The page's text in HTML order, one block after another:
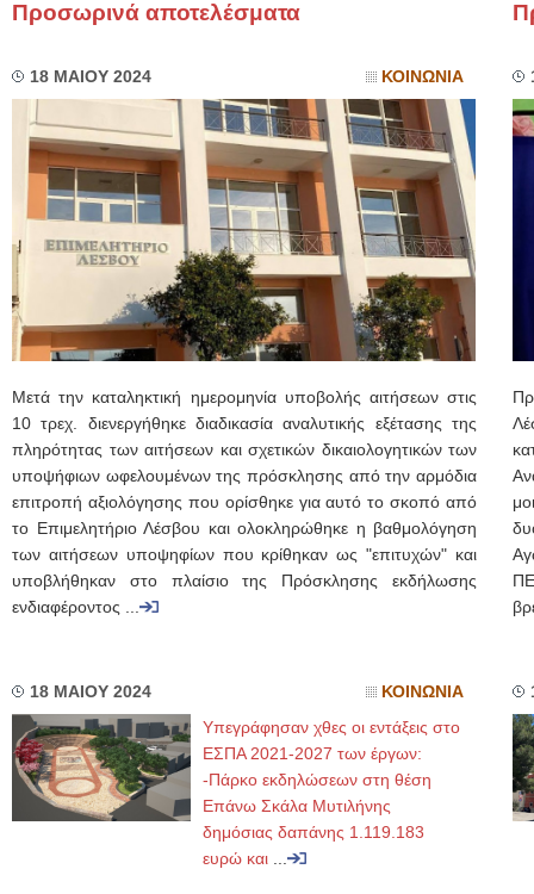
Προσωρινά αποτελέσματα
18 ΜΑΙΟΥ 2024 ΚΟΙΝΩΝΙΑ
Μετά την καταληκτική ημερομηνία υποβολής αιτήσεων στις
10 τρεχ. διενεργήθηκε διαδικασία αναλυτικής εξέτασης της
πληρότητας των αιτήσεων και σχετικών δικαιολογητικών των
υποψήφιων ωφελουμένων της πρόσκλησης από την αρμόδια
επιτροπή αξιολόγησης που ορίσθηκε για αυτό το σκοπό από
το Επιμελητήριο Λέσβου και ολοκληρώθηκε η βαθμολόγηση
των αιτήσεων υποψηφίων που κρίθηκαν ως "επιτυχών" και
υποβλήθηκαν στο πλαίσιο της Πρόσκλησης εκδήλωσης
ενδιαφέροντος ...
18 ΜΑΙΟΥ 2024 ΚΟΙΝΩΝΙΑ
Υπεγράφησαν χθες οι εντάξεις στο
ΕΣΠΑ 2021-2027 των έργων:
-Πάρκο εκδηλώσεων στη θέση
Επάνω Σκάλα Μυτιλήνης
δημόσιας δαπάνης 1.119.183
ευρώ και